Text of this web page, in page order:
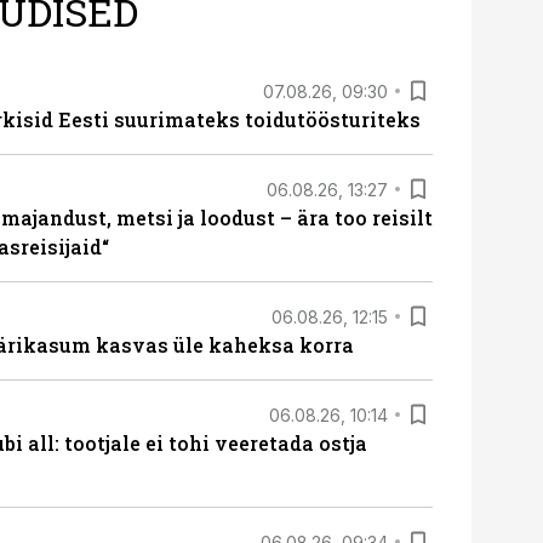
07.08.26, 09:30
Eesti suurimateks toidutöösturiteks
06.08.26, 13:27
metsi ja loodust – ära too reisilt
06.08.26, 12:15
kasvas üle kaheksa korra
06.08.26, 10:14
all: tootjale ei tohi veeretada ostja